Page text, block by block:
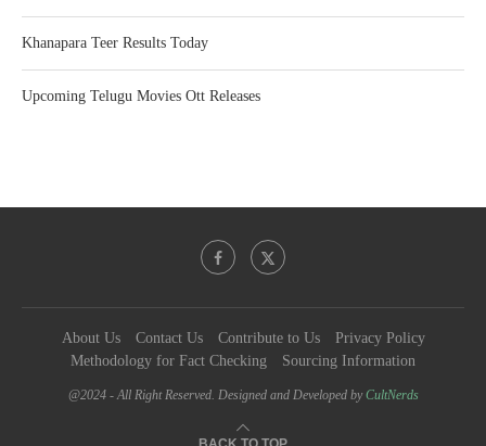
Khanapara Teer Results Today
Upcoming Telugu Movies Ott Releases
About Us Contact Us Contribute to Us
Privacy Policy
Methodology for Fact Checking
Sourcing Information
@2024 - All Right Reserved. Designed and Developed byCultNerds